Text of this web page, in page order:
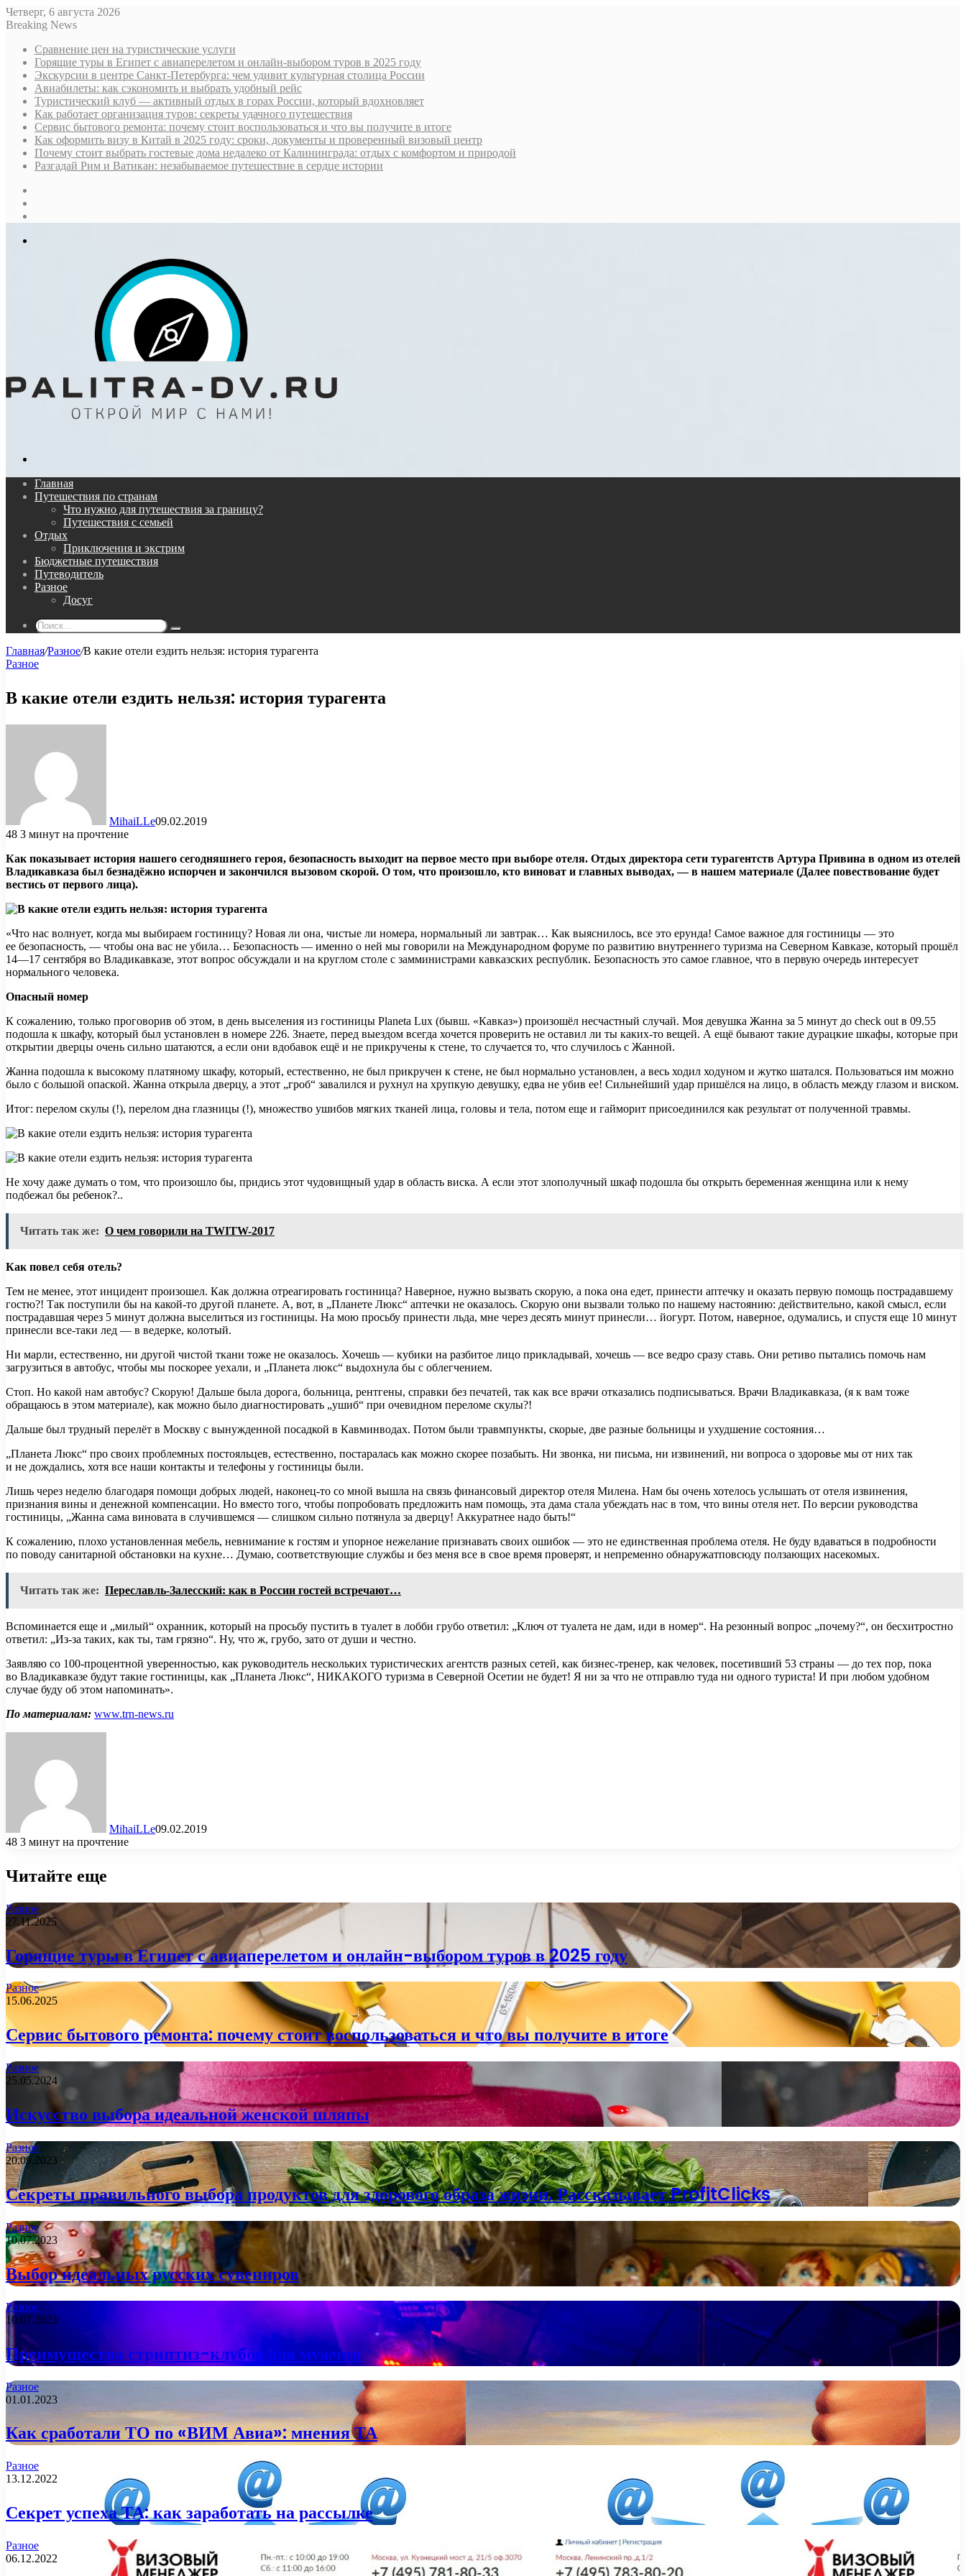
Четверг, 6 августа 2026
Breaking News
Сравнение цен на туристические услуги
Горящие туры в Египет с авиаперелетом и онлайн-выбором туров в 2025 году
Экскурсии в центре Санкт-Петербурга: чем удивит культурная столица России
Авиабилеты: как сэкономить и выбрать удобный рейс
Туристический клуб — активный отдых в горах России, который вдохновляет
Как работает организация туров: секреты удачного путешествия
Сервис бытового ремонта: почему стоит воспользоваться и что вы получите в итоге
Как оформить визу в Китай в 2025 году: сроки, документы и проверенный визовый центр
Почему стоит выбрать гостевые дома недалеко от Калининграда: отдых с комфортом и природой
Разгадай Рим и Ватикан: незабываемое путешествие в сердце истории
Главная
Путешествия по странам
Что нужно для путешествия за границу?
Путешествия с семьей
Отдых
Приключения и экстрим
Бюджетные путешествия
Путеводитель
Разное
Досуг
Поиск...
Главная/Разное/В какие отели ездить нельзя: история турагента
Разное
В какие отели ездить нельзя: история турагента
MihaiLLe09.02.2019
48 3 минут на прочтение
Как показывает история нашего сегодняшнего героя, безопасность выходит на первое место при выборе отеля. Отдых директора сети турагентств Артура Привина в одном из отелей
Владикавказа был безнадёжно испорчен и закончился вызовом скорой. О том, что произошло, кто виноват и главных выводах, — в нашем материале (Далее повествование будет
вестись от первого лица).
«Что нас волнует, когда мы выбираем гостиницу? Новая ли она, чистые ли номера, нормальный ли завтрак… Как выяснилось, все это ерунда! Самое важное для гостиницы — это
ее безопасность, — чтобы она вас не убила… Безопасность — именно о ней мы говорили на Международном форуме по развитию внутреннего туризма на Северном Кавказе, который прошёл
14—17 сентября во Владикавказе, этот вопрос обсуждали и на круглом столе с замминистрами кавказских республик. Безопасность это самое главное, что в первую очередь интересует
нормального человека.
Опасный номер
К сожалению, только проговорив об этом, в день выселения из гостиницы Planeta Lux (бывш. «Кавказ») произошёл несчастный случай. Моя девушка Жанна за 5 минут до check out в 09.55
подошла к шкафу, который был установлен в номере 226. Знаете, перед выездом всегда хочется проверить не оставил ли ты каких-то вещей. А ещё бывают такие дурацкие шкафы, которые при
открытии дверцы очень сильно шатаются, а если они вдобавок ещё и не прикручены к стене, то случается то, что случилось с Жанной.
Жанна подошла к высокому платяному шкафу, который, естественно, не был прикручен к стене, не был нормально установлен, а весь ходил ходуном и жутко шатался. Пользоваться им можно
было с большой опаской. Жанна открыла дверцу, а этот „гроб“ завалился и рухнул на хрупкую девушку, едва не убив ее! Сильнейший удар пришёлся на лицо, в область между глазом и виском.
Итог: перелом скулы (!), перелом дна глазницы (!), множество ушибов мягких тканей лица, головы и тела, потом еще и гайморит присоединился как результат от полученной травмы.
Не хочу даже думать о том, что произошло бы, придись этот чудовищный удар в область виска. А если этот злополучный шкаф подошла бы открыть беременная женщина или к нему
подбежал бы ребенок?..
Читать так же: О чем говорили на TWITW-2017
Как повел себя отель?
Тем не менее, этот инцидент произошел. Как должна отреагировать гостиница? Наверное, нужно вызвать скорую, а пока она едет, принести аптечку и оказать первую помощь пострадавшему
гостю?! Так поступили бы на какой-то другой планете. А, вот, в „Планете Люкс“ аптечки не оказалось. Скорую они вызвали только по нашему настоянию: действительно, какой смысл, если
пострадавшая через 5 минут должна выселиться из гостиницы. На мою просьбу принести льда, мне через десять минут принесли… йогурт. Потом, наверное, одумались, и спустя еще 10 минут
принесли все-таки лед — в ведерке, колотый.
Ни марли, естественно, ни другой чистой ткани тоже не оказалось. Хочешь — кубики на разбитое лицо прикладывай, хочешь — все ведро сразу ставь. Они ретиво пытались помочь нам
загрузиться в автобус, чтобы мы поскорее уехали, и „Планета люкс“ выдохнула бы с облегчением.
Стоп. Но какой нам автобус? Скорую! Дальше была дорога, больница, рентгены, справки без печатей, так как все врачи отказались подписываться. Врачи Владикавказа, (я к вам тоже
обращаюсь в этом материале), как можно было диагностировать „ушиб“ при очевидном переломе скулы?!
Дальше был трудный перелёт в Москву с вынужденной посадкой в Кавминводах. Потом были травмпункты, скорые, две разные больницы и ухудшение состояния…
„Планета Люкс“ про своих проблемных постояльцев, естественно, постаралась как можно скорее позабыть. Ни звонка, ни письма, ни извинений, ни вопроса о здоровье мы от них так
и не дождались, хотя все наши контакты и телефоны у гостиницы были.
Лишь через неделю благодаря помощи добрых людей, наконец-то со мной вышла на связь финансовый директор отеля Милена. Нам бы очень хотелось услышать от отеля извинения,
признания вины и денежной компенсации. Но вместо того, чтобы попробовать предложить нам помощь, эта дама стала убеждать нас в том, что вины отеля нет. По версии руководства
гостиницы, „Жанна сама виновата в случившемся — слишком сильно потянула за дверцу! Аккуратнее надо быть!“
К сожалению, плохо установленная мебель, невнимание к гостям и упорное нежелание признавать своих ошибок — это не единственная проблема отеля. Не буду вдаваться в подробности
по поводу санитарной обстановки на кухне… Думаю, соответствующие службы и без меня все в свое время проверят, и непременно обнаружатповсюду ползающих насекомых.
Читать так же: Переславль-Залесский: как в России гостей встречают…
Вспоминается еще и „милый“ охранник, который на просьбу пустить в туалет в лобби грубо ответил: „Ключ от туалета не дам, иди в номер“. На резонный вопрос „почему?“, он бесхитростно
ответил: „Из-за таких, как ты, там грязно“. Ну, что ж, грубо, зато от души и честно.
Заявляю со 100-процентной уверенностью, как руководитель нескольких туристических агентств разных сетей, как бизнес-тренер, как человек, посетивший 53 страны — до тех пор, пока
во Владикавказе будут такие гостиницы, как „Планета Люкс“, НИКАКОГО туризма в Северной Осетии не будет! Я ни за что не отправлю туда ни одного туриста! И при любом удобном
случае буду об этом напоминать».
По материалам: www.trn-news.ru
MihaiLLe09.02.2019
48 3 минут на прочтение
Читайте еще
Разное
27.11.2025
Горящие туры в Египет с авиаперелетом и онлайн-выбором туров в 2025 году
Разное
15.06.2025
Сервис бытового ремонта: почему стоит воспользоваться и что вы получите в итоге
Разное
25.05.2024
Искусство выбора идеальной женской шляпы
Разное
20.09.2023
Секреты правильного выбора продуктов для здорового образа жизни. Рассказывает ProfitClicks
Разное
10.07.2023
Выбор идеальных русских сувениров
Разное
10.07.2023
Преимущества стриптиз-клубов для мужчин
Разное
01.01.2023
Как сработали ТО по «ВИМ Авиа»: мнения ТА
Разное
13.12.2022
Секрет успеха ТА: как заработать на рассылке
Разное
06.12.2022